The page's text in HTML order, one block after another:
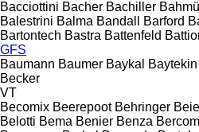
Bacciottini Bacher Bachiller
Balestrini Balma Bandall Barford
Bartontech Bastra Battenfeld
GFS
Baumann Baumer Baykal Baytekin
Becker
VT
Becomix Beerepoot Behringer
Belotti Bema Benier Benza